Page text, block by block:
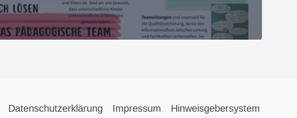
Datenschutzerklärung Impressum
Hinweisgebersystem